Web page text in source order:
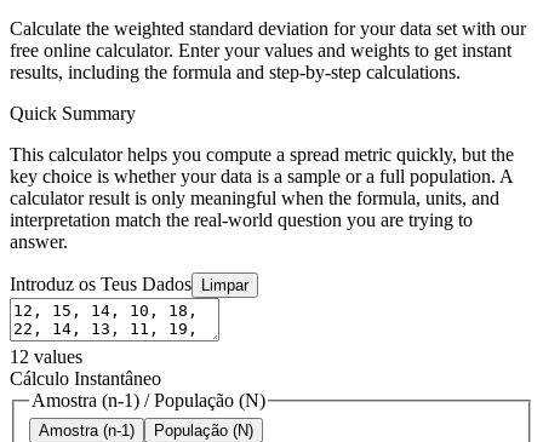
Calculate the weighted standard deviation for your data set with our
free online calculator. Enter your values and weights to get instant
results, including the formula and step-by-step calculations.
Quick Summary
This calculator helps you compute a spread metric quickly, but the
key choice is whether your data is a sample or a full population. A
calculator result is only meaningful when the formula, units, and
interpretation match the real-world question you are trying to
answer.
Introduz os Teus Dados Limpar
12 values
Cálculo Instantâneo
Amostra (n-1) /População (N)
Amostra (n-1) População (N)